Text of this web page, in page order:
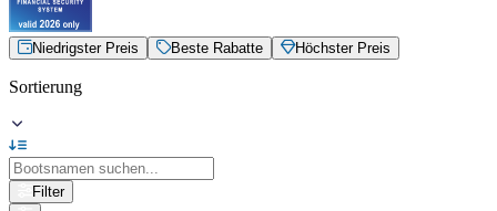
Niedrigster Preis Beste Rabatte Höchster Preis
Sortierung
Filter